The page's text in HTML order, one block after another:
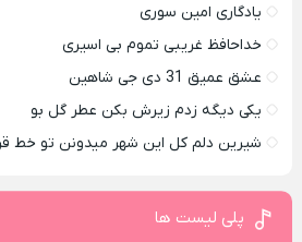
یادگاری امین سوری
خداحافظ غریبی تموم بی اسیری
عشق عمیق 31 دی جی شاهین
یکی دیگه زدم زیرش بکن عطر گل بو
شیرین دلم کل این شهر میدونن تو خط
پلی لیست ها